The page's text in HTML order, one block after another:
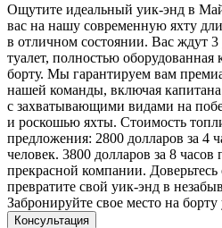
Ощутите идеальный уик-энд в
вас на нашу современную яхту
в отличном состоянии. Вас ждут
туалет, полностью оборудованная
борту. Мы гарантируем вам
нашей команды, включая
с захватывающими видами на
и роскошью яхты. Стоимость
предложения: 2800 долларов за 4
человек. 3800 долларов за 8
прекрасной компании.
превратите свой уик-энд в
Забронируйте свое место на борту
Консультация